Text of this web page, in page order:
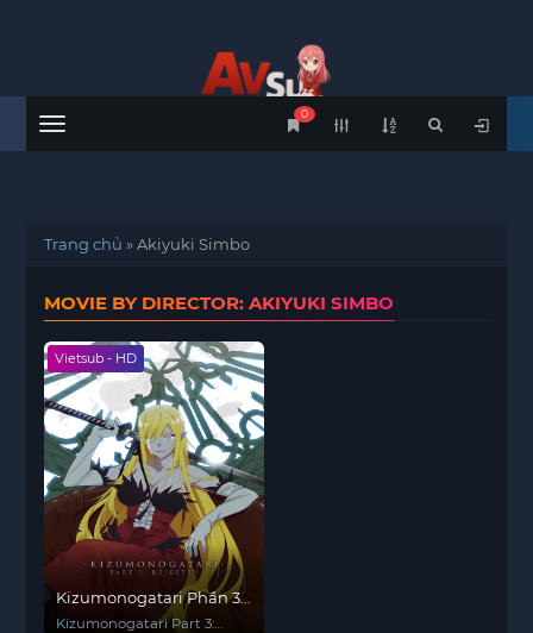
Menu
0
Trang chủ »Akiyuki Simbo
MOVIE BY DIRECTOR: AKIYUKI SIMBO
Vietsub - HD
Kizumonogatari Phần 3 :
Lãnh Huyết
Kizumonogatari Part 3: